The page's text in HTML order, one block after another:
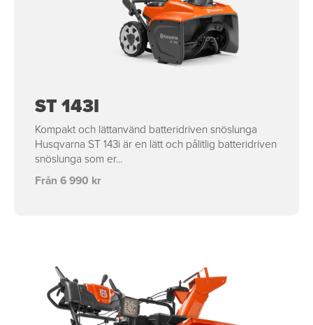
ST 143I
Kompakt och lättanvänd batteridriven snöslunga
Husqvarna ST 143i är en lätt och pålitlig batteridriven
snöslunga som er...
Från 6 990 kr